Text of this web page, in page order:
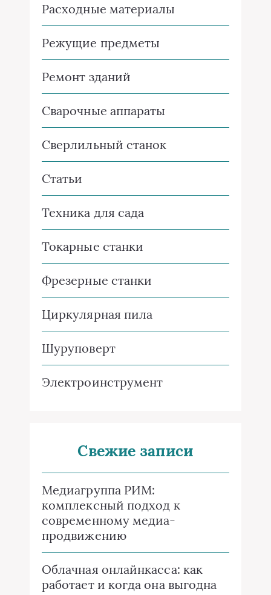
Расходные материалы
Режущие предметы
Ремонт зданий
Сварочные аппараты
Сверлильный станок
Статьи
Техника для сада
Токарные станки
Фрезерные станки
Циркулярная пила
Шуруповерт
Электроинструмент
Свежие записи
Медиагруппа РИМ:
комплексный подход к
современному медиа-
продвижению
Облачная онлайнкасса: как
работает и когда она выгодна